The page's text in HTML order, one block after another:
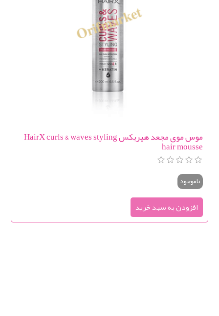
موس موی مجعد هیریکس HairX curls & waves styling
hair mousse
ناموجود